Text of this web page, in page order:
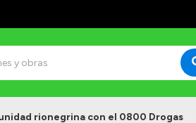
rionegrina con el 0800 Drogas